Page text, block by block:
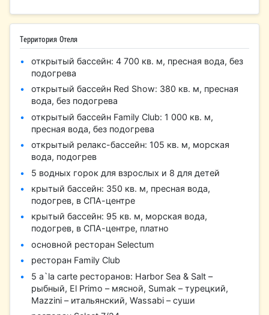
Территория Отеля
открытый бассейн: 4 700 кв. м, пресная вода, без
подогрева
открытый бассейн Red Show: 380 кв. м, пресная
вода, без подогрева
открытый бассейн Family Club: 1 000 кв. м,
пресная вода, без подогрева
открытый релакс-бассейн: 105 кв. м, морская
вода, подогрев
5 водных горок для взрослых и 8 для детей
крытый бассейн: 350 кв. м, пресная вода,
подогрев, в СПА-центре
крытый бассейн: 95 кв. м, морская вода,
подогрев, в СПА-центре, платно
основной ресторан Selectum
ресторан Family Club
5 a`la carte ресторанов: Harbor Sea & Salt –
рыбный, El Primo – мясной, Sumak – турецкий,
Mazzini – итальянский, Wassabi – суши